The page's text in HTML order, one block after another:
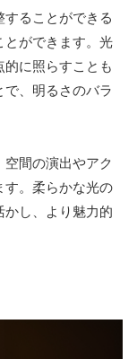
ることができる
とができます。光
に照らすことも
、明るさのバラ
間の演出やアク
す。柔らかな光の
し、より魅力的